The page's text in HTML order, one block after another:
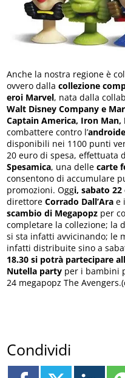
Anche la nostra regione è
ovvero dallacollezione
eroi Marvel, nata dalla
Walt Disney Company e
Captain America, Iron Man,
combattere contro l’
disponibili nei 1100 punti
20 euro di spesa, effettuata
Spesamica, una dellecarte
consentono di accumulare
promozioni. Oggi, sabato
direttore Corrado Dall’Ara e
scambio di Megapopz per
completare la collezione; la
si sta infatti avvicinando; le
infatti distribuite sino a
18.30 si potrà partecipare
Nutella party per i bambini
24 megapopz The
Condividi